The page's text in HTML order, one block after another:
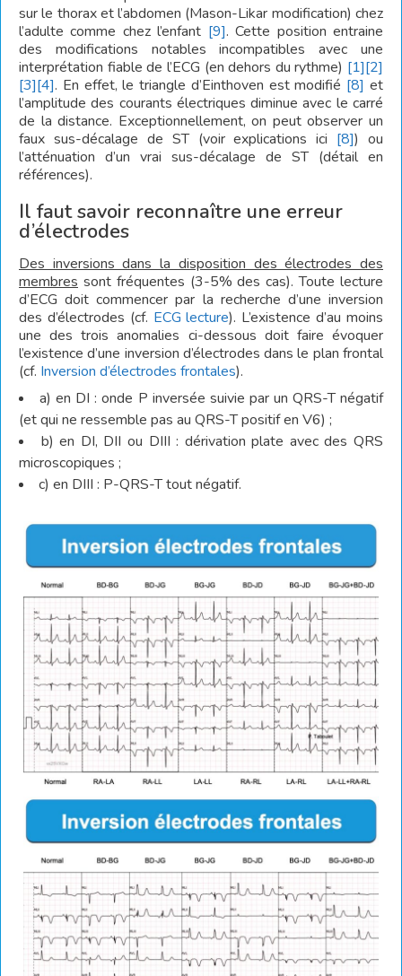
sur le thorax et l’abdomen (Mason-Likar modification) chez
l’adulte comme chez l’enfant [9]. Cette position entraine
des modifications notables incompatibles avec une
interprétation fiable de l’ECG (en dehors du rythme) [1][2]
[3][4]. En effet, le triangle d’Einthoven est modifié [8] et
l’amplitude des courants électriques diminue avec le carré
de la distance. Exceptionnellement, on peut observer un
faux sus-décalage de ST (voir explications ici [8]) ou
l’atténuation d’un vrai sus-décalage de ST (détail en
références).
Il faut savoir reconnaître une erreur
d’électrodes
Des inversions dans la disposition des électrodes des
membres sont fréquentes (3-5% des cas). Toute lecture
d’ECG doit commencer par la recherche d’une inversion
des d’électrodes (cf. ECG lecture). L’existence d’au moins
une des trois anomalies ci-dessous doit faire évoquer
l’existence d’une inversion d’électrodes dans le plan frontal
(cf. Inversion d’électrodes frontales).
a) en DI : onde P inversée suivie par un QRS-T négatif
(et qui ne ressemble pas au QRS-T positif en V6) ;
b) en DI, DII ou DIII : dérivation plate avec des QRS
microscopiques ;
c) en DIII : P-QRS-T tout négatif.